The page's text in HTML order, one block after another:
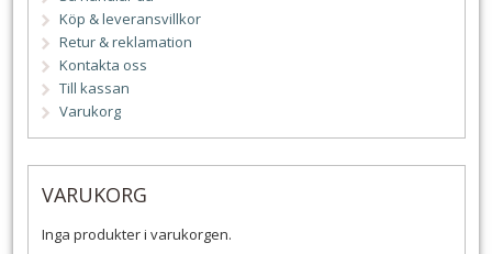
Köp & leveransvillkor
Retur & reklamation
Kontakta oss
Till kassan
Varukorg
VARUKORG
Inga produkter i varukorgen.